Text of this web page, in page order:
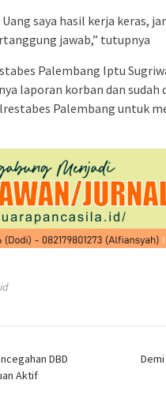
Uang saya hasil kerja keras,
jawab,” tutupnya
Palembang Iptu
laporan korban dan sudah
Palembang untuk
DBD
Aktif